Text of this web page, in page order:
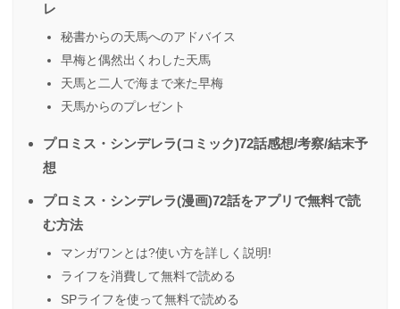
レ
秘書からの天馬へのアドバイス
早梅と偶然出くわした天馬
天馬と二人で海まで来た早梅
天馬からのプレゼント
プロミス・シンデレラ(コミック)72話感想/考察/結末予
想
プロミス・シンデレラ(漫画)72話をアプリで無料で読
む方法
マンガワンとは?使い方を詳しく説明!
ライフを消費して無料で読める
SPライフを使って無料で読める